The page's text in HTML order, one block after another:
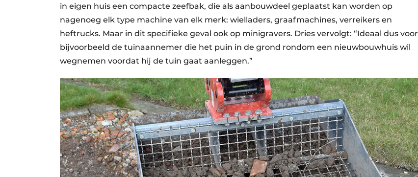
in eigen huis een compacte zeefbak, die als aanbouwdeel geplaatst kan worden op
nagenoeg elk type machine van elk merk: wielladers, graafmachines, verreikers en
heftrucks. Maar in dit specifieke geval ook op minigravers. Dries vervolgt: “Ideaal dus voor
bijvoorbeeld de tuinaannemer die het puin in de grond rondom een nieuwbouwhuis wil
wegnemen voordat hij de tuin gaat aanleggen.”